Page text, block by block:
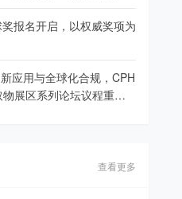
动态
报名开启，以权威奖项为
应用与全球化合规，CPH
展区系列论坛议程重磅
查看更多